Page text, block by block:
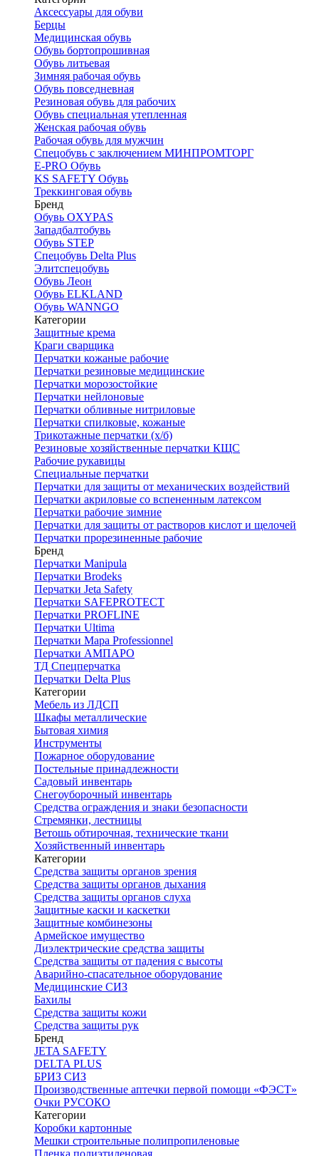
Аксессуары для обуви
Берцы
Медицинская обувь
Обувь бортопрошивная
Обувь литьевая
Зимняя рабочая обувь
Обувь повседневная
Резиновая обувь для рабочих
Обувь специальная утепленная
Женская рабочая обувь
Рабочая обувь для мужчин
Спецобувь с заключением МИНПРОМТОРГ
E-PRO Обувь
KS SAFETY Обувь
Треккинговая обувь
Бренд
Обувь OXYPAS
Западбалтобувь
Обувь STEP
Спецобувь Delta Plus
Элитспецобувь
Обувь Леон
Обувь ELKLAND
Обувь WANNGO
Категории
Защитные крема
Краги сварщика
Перчатки кожаные рабочие
Перчатки резиновые медицинские
Перчатки морозостойкие
Перчатки нейлоновые
Перчатки обливные нитриловые
Перчатки спилковые, кожаные
Трикотажные перчатки (х/б)
Резиновые хозяйственные перчатки КЩС
Рабочие рукавицы
Специальные перчатки
Перчатки для защиты от механических воздействий
Перчатки акриловые со вспененным латексом
Перчатки рабочие зимние
Перчатки для защиты от растворов кислот и щелочей
Перчатки прорезиненные рабочие
Бренд
Перчатки Manipula
Перчатки Brodeks
Перчатки Jeta Safety
Перчатки SAFEPROTECT
Перчатки PROFLINE
Перчатки Ultima
Перчатки Мара Professionnel
Перчатки АМПАРО
ТД Спецперчатка
Перчатки Delta Plus
Категории
Мебель из ЛДСП
Шкафы металлические
Бытовая химия
Инструменты
Пожарное оборудование
Постельные принадлежности
Садовый инвентарь
Снегоуборочный инвентарь
Средства ограждения и знаки безопасности
Стремянки, лестницы
Ветошь обтирочная, технические ткани
Хозяйственный инвентарь
Категории
Средства защиты органов зрения
Средства защиты органов дыхания
Средства защиты органов слуха
Защитные каски и каскетки
Защитные комбинезоны
Армейское имущество
Диэлектрические средства защиты
Средства защиты от падения с высоты
Аварийно-спасательное оборудование
Медицинские СИЗ
Бахилы
Средства защиты кожи
Средства защиты рук
Бренд
JETA SAFETY
DELTA PLUS
БРИЗ СИЗ
Производственные аптечки первой помощи «ФЭСТ»
Очки РУСОКО
Категории
Коробки картонные
Мешки строительные полипропиленовые
Пленка полиэтиленовая